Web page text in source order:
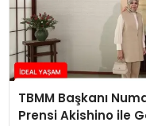
TBMM Başkanı
Prensi Akishino ile